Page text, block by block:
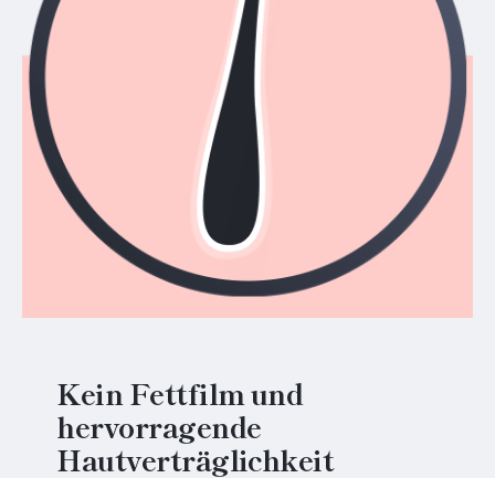
Kein Fettfilm und
hervorragende
Hautverträglichkeit